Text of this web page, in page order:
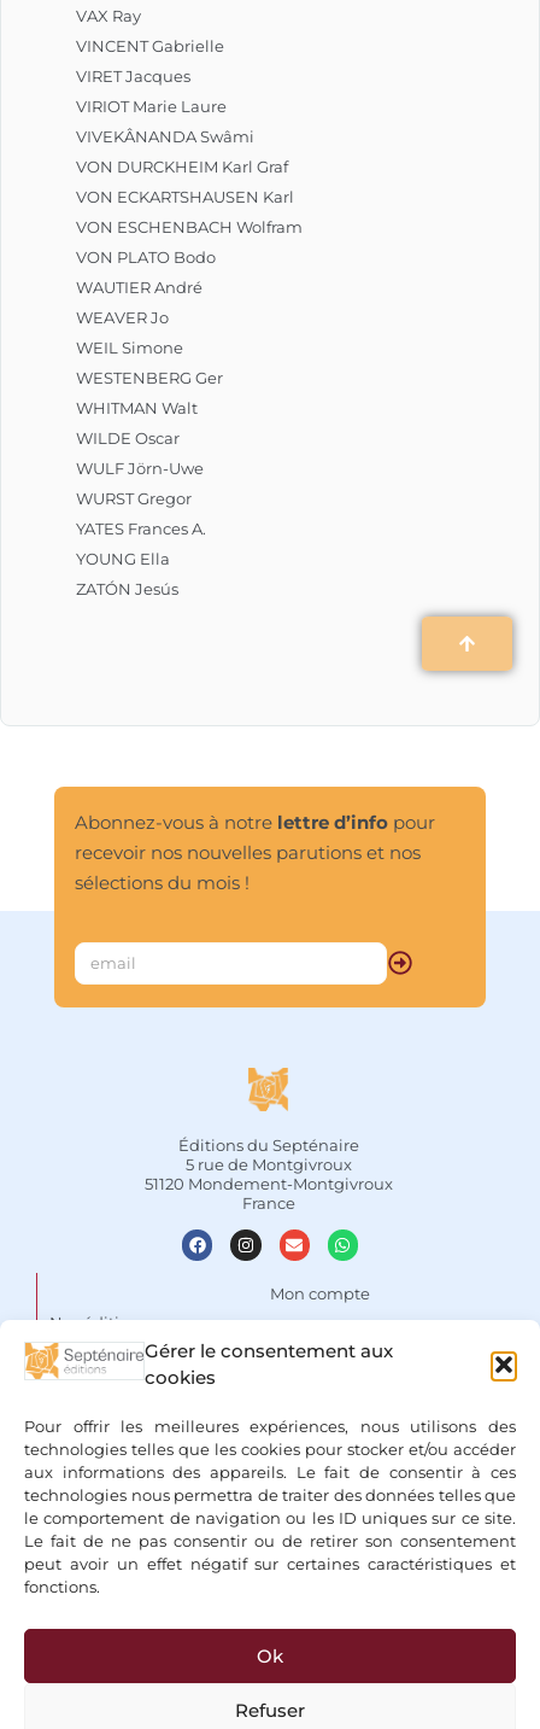
Gérer le consentement aux
cookies
Pour offrir les meilleures expériences, nous utilisons des
technologies telles que les cookies pour stocker et/ou accéder
aux informations des appareils. Le fait de consentir à ces
technologies nous permettra de traiter des données telles que
le comportement de navigation ou les ID uniques sur ce site.
Le fait de ne pas consentir ou de retirer son consentement
peut avoir un effet négatif sur certaines caractéristiques et
fonctions.
Ok
Refuser
VAX Ray
VINCENT Gabrielle
VIRET Jacques
VIRIOT Marie Laure
VIVEKÂNANDA Swâmi
VON DURCKHEIM Karl Graf
VON ECKARTSHAUSEN Karl
VON ESCHENBACH Wolfram
VON PLATO Bodo
WAUTIER André
WEAVER Jo
WEIL Simone
WESTENBERG Ger
WHITMAN Walt
WILDE Oscar
WULF Jörn-Uwe
WURST Gregor
YATES Frances A.
YOUNG Ella
ZATÓN Jesús
Abonnez-vous à notre lettre d’infopour
recevoir nos nouvelles parutions et nos
sélections du mois !
Éditions du Septénaire
5 rue de Montgivroux
51120 Mondement-Montgivroux
France
Nos éditions
Auteurs
Espace libraires
Nous contacter
Mon compte
Conditions Générales de
Vente
Mentions légales & Politique
de confidentialité
+ Bancontact, Klarna, Paypal